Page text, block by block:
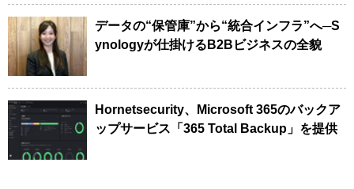
データの“保管庫”から“統合インフラ”へ─S
ynologyが仕掛けるB2Bビジネスの全貌
Hornetsecurity、Microsoft 365のバックア
ップサービス「365 Total Backup」を提供